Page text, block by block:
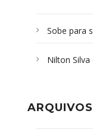
Sobe para
desabamento
sepultados em
Nilton Silva
ARQUIVOS